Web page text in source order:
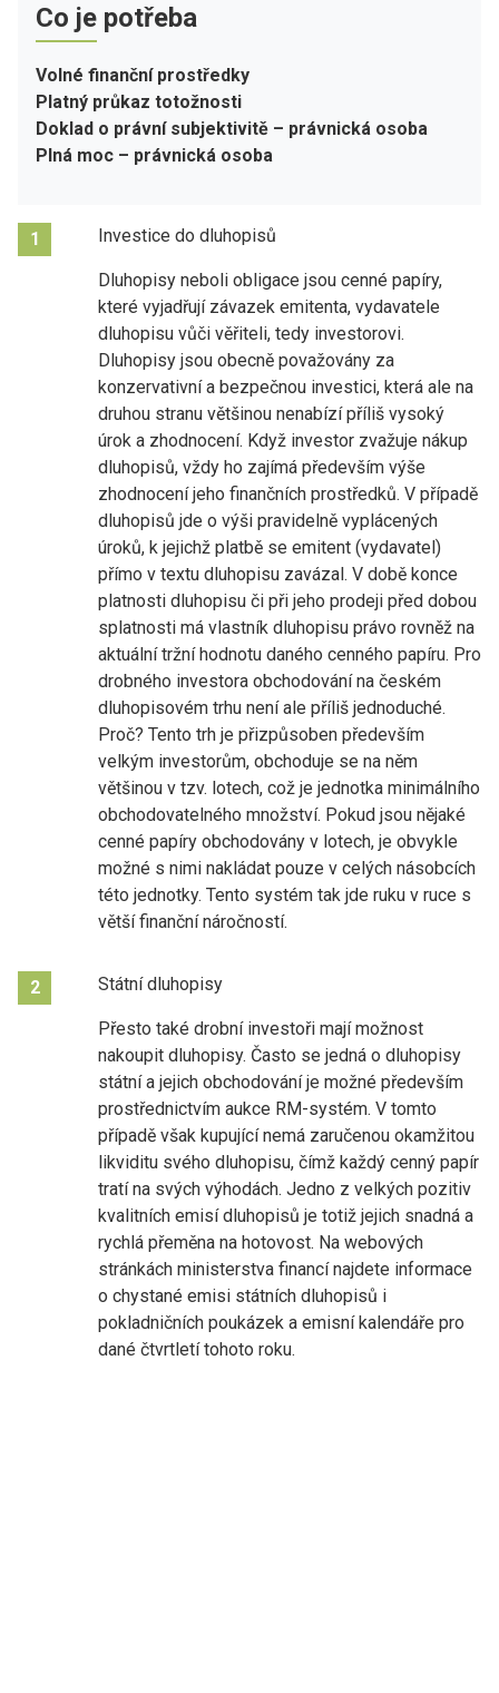
Co je potřeba
Volné finanční prostředky
Platný průkaz totožnosti
Doklad o právní subjektivitě – právnická osoba
Plná moc – právnická osoba
1 Investice do dluhopisů
Dluhopisy neboli obligace jsou cenné papíry,
které vyjadřují závazek emitenta, vydavatele
dluhopisu vůči věřiteli, tedy investorovi.
Dluhopisy jsou obecně považovány za
konzervativní a bezpečnou investici, která ale na
druhou stranu většinou nenabízí příliš vysoký
úrok a zhodnocení. Když investor zvažuje nákup
dluhopisů, vždy ho zajímá především výše
zhodnocení jeho finančních prostředků. V případě
dluhopisů jde o výši pravidelně vyplácených
úroků, k jejichž platbě se emitent (vydavatel)
přímo v textu dluhopisu zavázal. V době konce
platnosti dluhopisu či při jeho prodeji před dobou
splatnosti má vlastník dluhopisu právo rovněž na
aktuální tržní hodnotu daného cenného papíru. Pro
drobného investora obchodování na českém
dluhopisovém trhu není ale příliš jednoduché.
Proč? Tento trh je přizpůsoben především
velkým investorům, obchoduje se na něm
většinou v tzv. lotech, což je jednotka minimálního
obchodovatelného množství. Pokud jsou nějaké
cenné papíry obchodovány v lotech, je obvykle
možné s nimi nakládat pouze v celých násobcích
této jednotky. Tento systém tak jde ruku v ruce s
větší finanční náročností.
2 Státní dluhopisy
Přesto také drobní investoři mají možnost
nakoupit dluhopisy. Často se jedná o dluhopisy
státní a jejich obchodování je možné především
prostřednictvím aukce RM-systém. V tomto
případě však kupující nemá zaručenou okamžitou
likviditu svého dluhopisu, čímž každý cenný papír
tratí na svých výhodách. Jedno z velkých pozitiv
kvalitních emisí dluhopisů je totiž jejich snadná a
rychlá přeměna na hotovost. Na webových
stránkách ministerstva financí najdete informace
o chystané emisi státních dluhopisů i
pokladničních poukázek a emisní kalendáře pro
dané čtvrtletí tohoto roku.